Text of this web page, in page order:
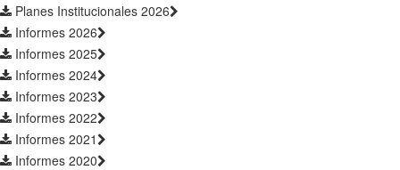
Planes Institucionales 2026
Informes 2026
Informes 2025
Informes 2024
Informes 2023
Informes 2022
Informes 2021
Informes 2020